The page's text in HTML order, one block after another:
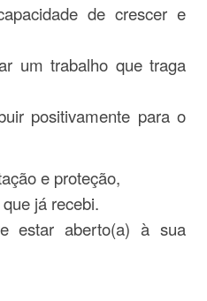
de crescer e
um trabalho que traga
positivamente para o
e proteção,
já recebi.
estar aberto(a) à sua